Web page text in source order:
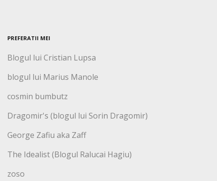
PREFERATII MEI
Blogul lui Cristian Lupsa
blogul lui Marius Manole
cosmin bumbutz
Dragomir's (blogul lui Sorin Dragomir)
George Zafiu aka Zaff
The Idealist (Blogul Ralucai Hagiu)
zoso